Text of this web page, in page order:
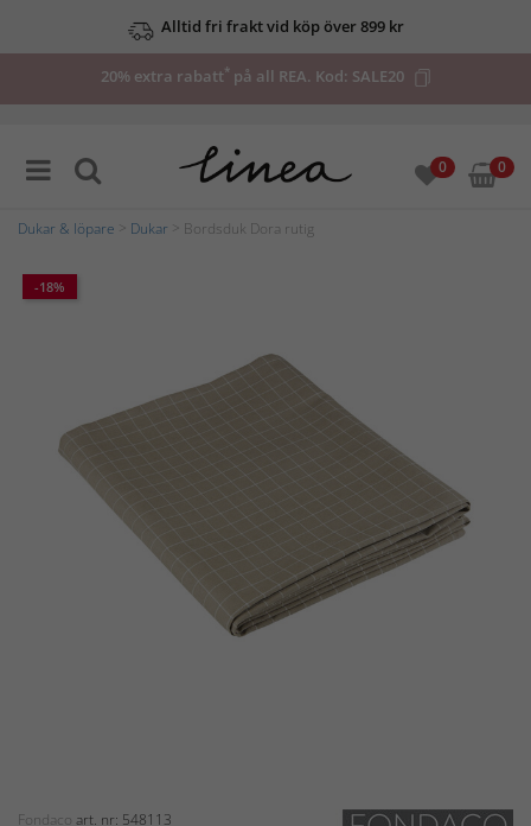
Alltid fri frakt vid köp över 899 kr
20% extra rabatt*på all REA. Kod: SALE20
0 0
Dukar & löpare Dukar > Bordsduk Dora rutig
-18%
Fondaco art. nr: 548113